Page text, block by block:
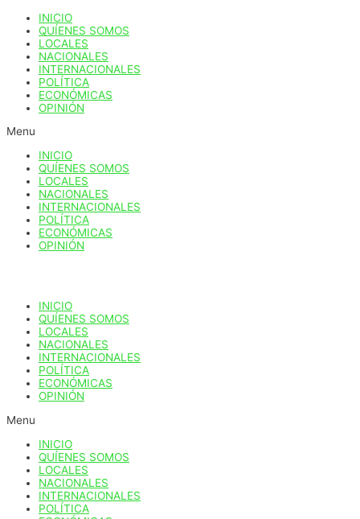
contenido
INICIO
QUÍENES SOMOS
LOCALES
NACIONALES
INTERNACIONALES
POLÍTICA
ECONÓMICAS
OPINIÓN
Menu
INICIO
QUÍENES SOMOS
LOCALES
NACIONALES
INTERNACIONALES
POLÍTICA
ECONÓMICAS
OPINIÓN
INICIO
QUÍENES SOMOS
LOCALES
NACIONALES
INTERNACIONALES
POLÍTICA
ECONÓMICAS
OPINIÓN
Menu
INICIO
QUÍENES SOMOS
LOCALES
NACIONALES
INTERNACIONALES
POLÍTICA